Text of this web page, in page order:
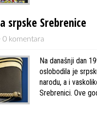
srpske Srebrenice
0 komentara
Na današnji dan
oslobodila je
narodu, a i
Srebrenici. Ove